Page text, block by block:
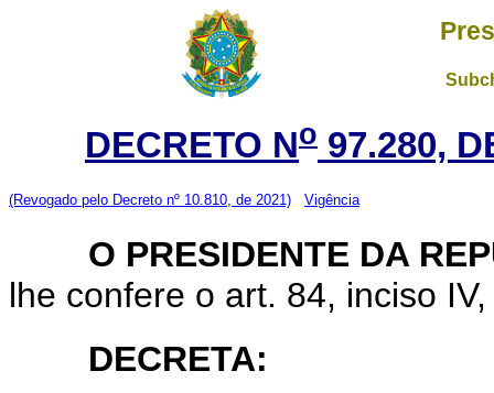
DECRETO No 97.280,
(Revogado pelo Decreto nº 10.810, de 2021) Vigência
O PRESIDENTE DA
lhe confere o art. 84, inciso
DECRETA: